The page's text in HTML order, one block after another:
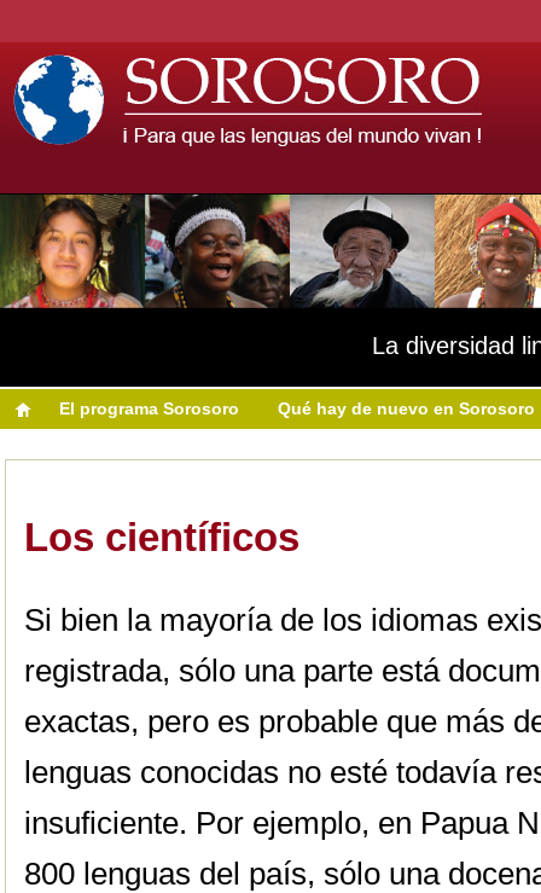
La diversidad
El programa Sorosoro Qué hay de nuevo en Sorosoro
Los científicos
Si bien la mayoría de los idiomas
registrada, sólo una parte está
exactas, pero es probable que más
lenguas conocidas no esté todavía
insuficiente. Por ejemplo, en Papua
800 lenguas del país, sólo una